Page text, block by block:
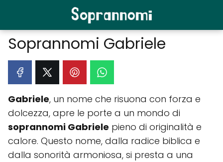
Soprannomi Gabriele
Gabriele, un nome che risuona con forza e
dolcezza, apre le porte a un mondo di
soprannomi Gabriele pieno di originalità e
calore. Questo nome, dalla radice biblica e
dalla sonorità armoniosa, si presta a una